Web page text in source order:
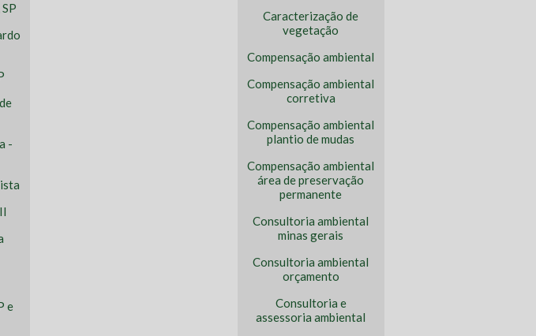
-
e
Caracterização de
vegetação
Compensação ambiental
Compensação ambiental
corretiva
Compensação ambiental
plantio de mudas
Compensação ambiental
área de preservação
permanente
Consultoria ambiental
minas gerais
Consultoria ambiental
orçamento
Consultoria e
assessoria ambiental